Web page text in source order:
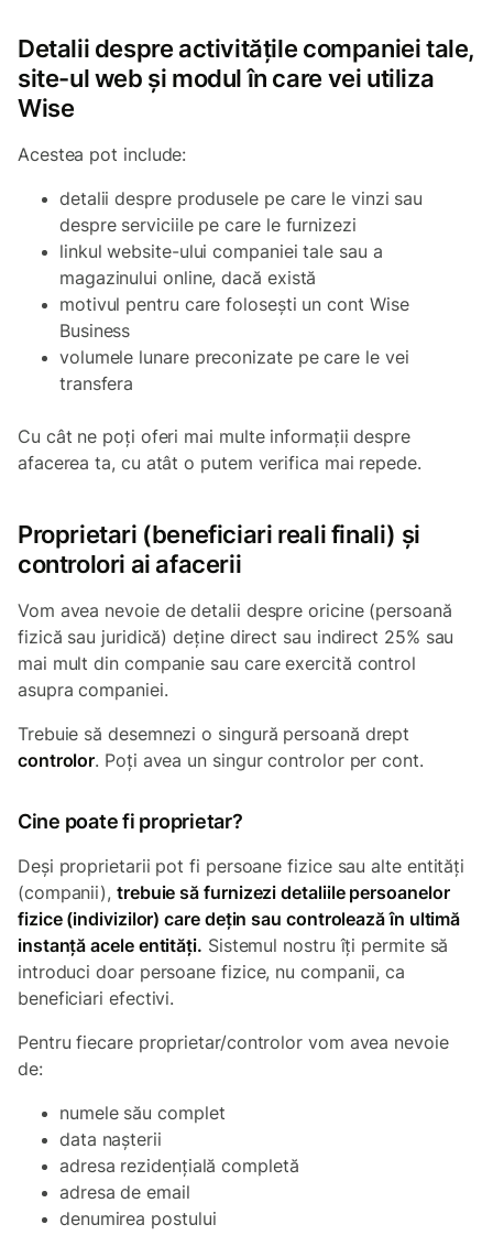
Detalii despre activitățile companiei tale,
site-ul web și modul în care vei utiliza
Wise
Acestea pot include:
detalii despre produsele pe care le vinzi sau
despre serviciile pe care le furnizezi
linkul website-ului companiei tale sau a
magazinului online, dacă există
motivul pentru care folosești un cont Wise
Business
volumele lunare preconizate pe care le vei
transfera
Cu cât ne poți oferi mai multe informații despre
afacerea ta, cu atât o putem verifica mai repede.
Proprietari (beneficiari reali finali) și
controlori ai afacerii
Vom avea nevoie de detalii despre oricine (persoană
fizică sau juridică) deține direct sau indirect 25% sau
mai mult din companie sau care exercită control
asupra companiei.
Trebuie să desemnezi o singură persoană drept
controlor. Poți avea un singur controlor per cont.
Cine poate fi proprietar?
Deși proprietarii pot fi persoane fizice sau alte entități
(companii), trebuie să furnizezi detaliile persoanelor
fizice (indivizilor) care dețin sau controlează în ultimă
instanță acele entități. Sistemul nostru îți permite să
introduci doar persoane fizice, nu companii, ca
beneficiari efectivi.
Pentru fiecare proprietar/controlor vom avea nevoie
de:
numele său complet
data nașterii
adresa rezidențială completă
adresa de email
denumirea postului